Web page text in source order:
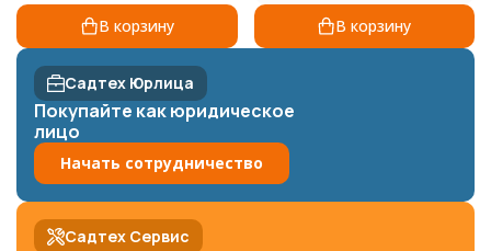
В корзину В корзину
Садтех Юрлица
Покупайте как юридическое
лицо
Начать сотрудничество
Садтех Сервис